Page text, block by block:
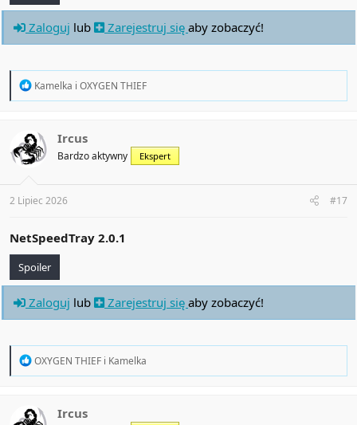
Zaloguj lub Zarejestruj się aby zobaczyć!
R
t
i
o
s
:
Kamelka i OXYGEN THIEF
Ircus
Bardzo aktywny Ekspert
2 Lipiec 2026 #17
NetSpeedTray 2.0.1
Spoiler
Zaloguj lub Zarejestruj się aby zobaczyć!
R
t
OXYGEN THIEF i Kamelka
Ircus